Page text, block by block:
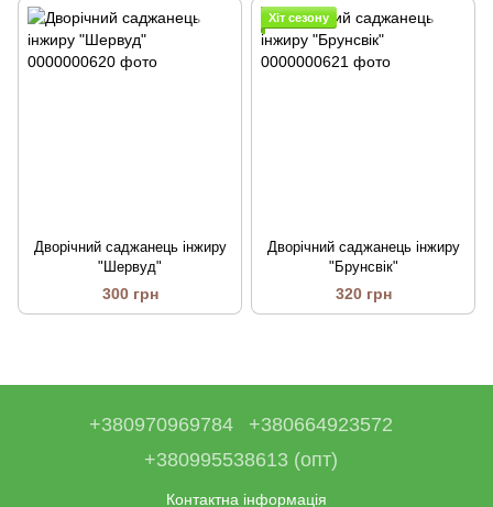
Дворічний саджанець інжиру
"Шервуд"
300 грн
Хіт сезону
Дворічний саджанець інжиру
"Брунсвік"
320 грн
+380970969784
+380664923572
+380995538613 (опт)
Контактна інформація